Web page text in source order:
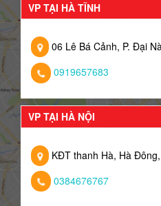
VP TẠI HÀ TĨNH
06 Lê Bá Cảnh, P. Đại
0919657683
VP TẠI HÀ NỘI
KĐT thanh Hà, Hà
0384676767